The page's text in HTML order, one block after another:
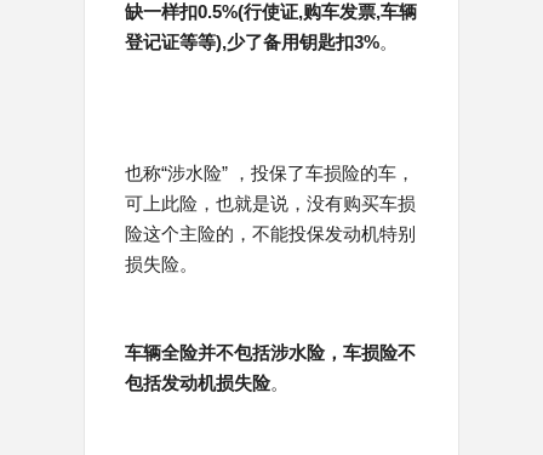
缺一样扣0.5%(行使证,购车发票,车辆
登记证等等),少了备用钥匙扣3%。
也称“涉水险” ，投保了车损险的车，
可上此险，也就是说，没有购买车损
险这个主险的，不能投保发动机特别
损失险。
车辆全险并不包括涉水险，车损险不
包括发动机损失险。